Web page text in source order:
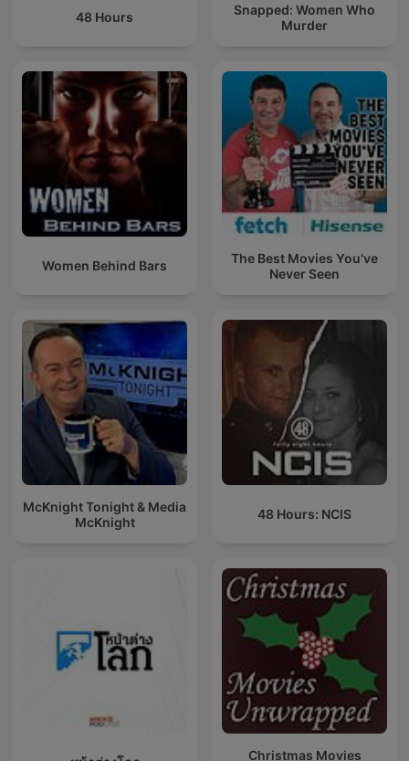
48 Hours
Snapped: Women Who
Murder
Women Behind Bars
The Best Movies You've
Never Seen
McKnight Tonight & Media
McKnight
48 Hours: NCIS
Christmas Movies